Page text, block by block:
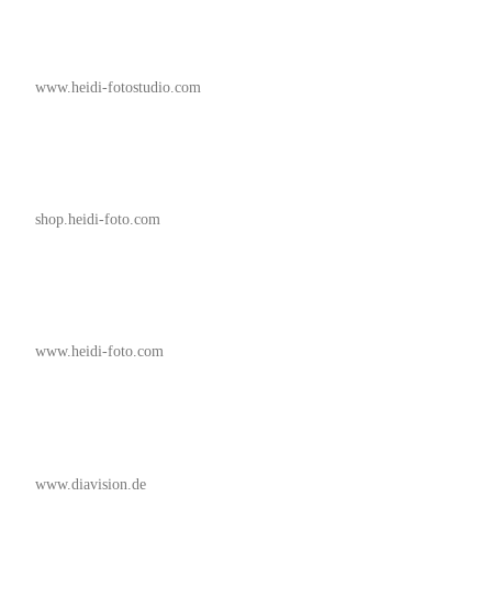
www.heidi-fotostudio.com
shop.heidi-foto.com
www.heidi-foto.com
www.diavision.de